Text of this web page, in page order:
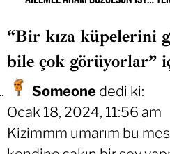
“Bir kıza küpelerini
bile çok görüyorlar”
Someone dedi ki:
Ocak 18, 2024, 11:56 am
Kizimmm umarım bu